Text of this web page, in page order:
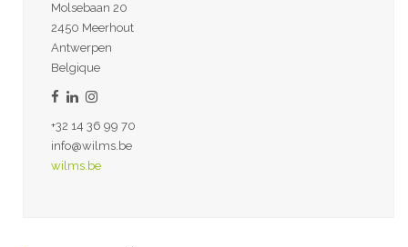
Molsebaan 20
2450 Meerhout
Antwerpen
Belgique
+32 14 36 99 70
info@wilms.be
wilms.be